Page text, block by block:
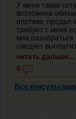
У меня такая
возложена
ипотеке, продал
требует с меня
мне разобраться
следует
читать дальше...
0
Все